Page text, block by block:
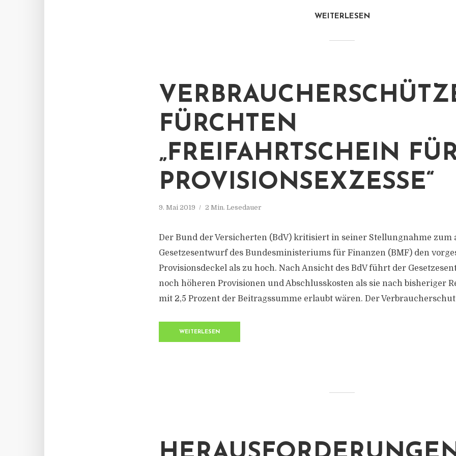
WEITERLESEN
FÜRCHTEN
„FREIFAHRTSCHEIN
PROVISIONSEXZESSE“
9. Mai 2019 2 Min. Lesedauer
Der Bund der Versicherten (BdV) kritisiert in seiner Stellungnahme zum
Gesetzesentwurf des Bundesministeriums für Finanzen (BMF) den
Provisionsdeckel als zu hoch. Nach Ansicht des BdV führt der
noch höheren Provisionen und Abschlusskosten als sie nach bisheriger
mit 2,5 Prozent der Beitragssumme erlaubt wären. Der Verbraucherschut
WEITERLESEN